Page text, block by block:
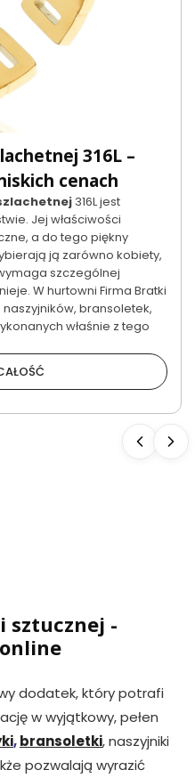
316L –
cenach
316L jest
Jej właściwości
a do tego piękny
ją zarówno kobiety,
szczególnej
W hurtowni Firma Bratki
bransoletek,
właśnie z tego
-
dodatek, który potrafi
w wyjątkowy, pełen
,bransoletki, naszyjniki
pozwalają wyrazić